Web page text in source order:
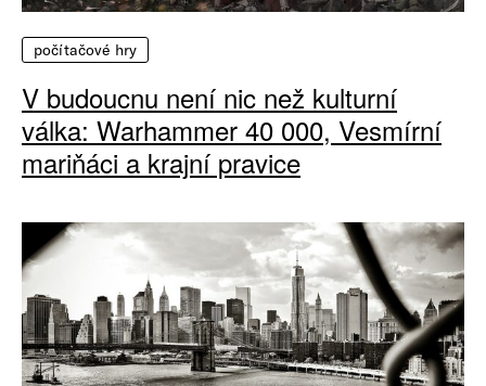
počítačové hry
V budoucnu není nic než kulturní
válka: Warhammer 40 000, Vesmírní
mariňáci a krajní pravice